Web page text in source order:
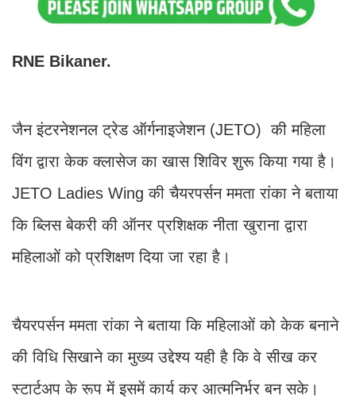
RNE Bikaner.
जैन इंटरनेशनल ट्रेड ऑर्गनाइजेशन (JETO) की महिला
विंग द्वारा केक क्लासेज का खास शिविर शुरू किया गया है।
JETO Ladies Wing की चैयरपर्सन ममता रांका ने बताया
कि ब्लिस बेकरी की ऑनर प्रशिक्षक नीता खुराना द्वारा
महिलाओं को प्रशिक्षण दिया जा रहा है।
चैयरपर्सन ममता रांका ने बताया कि महिलाओं को केक बनाने
की विधि सिखाने का मुख्य उद्देश्य यही है कि वे सीख कर
स्टार्टअप के रूप में इसमें कार्य कर आत्मनिर्भर बन सके।